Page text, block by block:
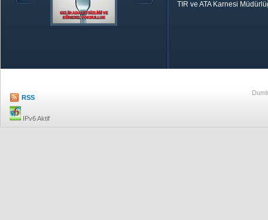
TIR ve ATA Karnesi
RSS
IPv6 Aktif